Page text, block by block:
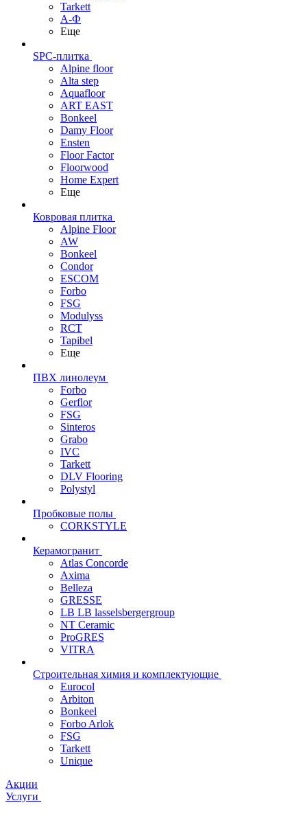
Tarkett
А-Ф
Еще
SPC-плитка
Alpine floor
Alta step
Aquafloor
ART EAST
Bonkeel
Damy Floor
Ensten
Floor Factor
Floorwood
Home Expert
Еще
Ковровая плитка
Alpine Floor
AW
Bonkeel
Condor
ESCOM
Forbo
FSG
Modulyss
RCT
Tapibel
Еще
ПВХ линолеум
Forbo
Gerflor
FSG
Sinteros
Grabo
IVC
Tarkett
DLV Flooring
Polystyl
Пробковые полы
CORKSTYLE
Керамогранит
Atlas Concorde
Axima
Belleza
GRESSE
LB LB lasselsbergergroup
NT Ceramic
ProGRES
VITRA
Строительная химия и комплектующие
Eurocol
Arbiton
Bonkeel
Forbo Arlok
FSG
Tarkett
Unique
Акции
Услуги